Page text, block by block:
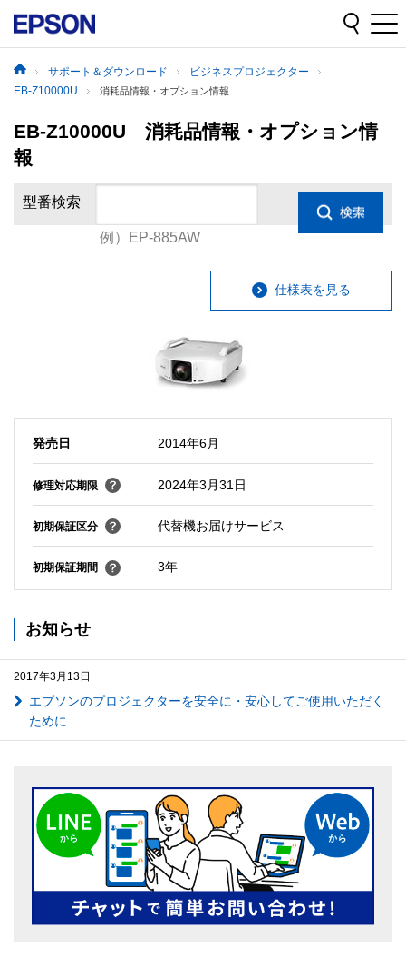
サポート＆ダウンロード
ビジネスプロジェクター
EB-Z10000U
消耗品情報・オプション情報
EB-Z10000U 消耗品情報・オプション情
報
型番検索
例）EP-885AW
仕様表を見る
発売日 2014年6月
修理対応期限 2024年3月31日
初期保証区分 代替機お届けサービス
初期保証期間 3年
お知らせ
2017年3月13日
エプソンのプロジェクターを安全に・安心してご使用いただく
ために